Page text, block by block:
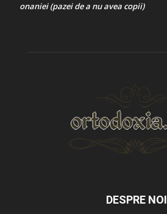
onaniei (pazei de a nu avea copii)
DESPRE NOI